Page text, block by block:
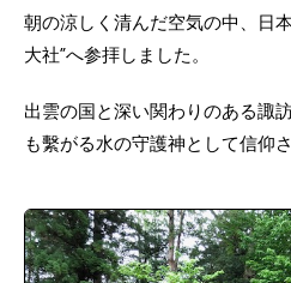
朝の涼しく清んだ空気の中、日
大社”へ参拝しました。
出雲の国と深い関わりのある諏
も繫がる水の守護神として信仰